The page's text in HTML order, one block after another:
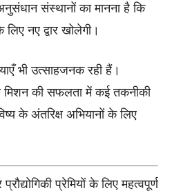
संस्थानों का मानना है कि
नए द्वार खोलेगी।
भी उत्साहजनक रही हैं।
मिशन की सफलता में कई तकनीकी
के अंतरिक्ष अभियानों के लिए
प्रेमियों के लिए महत्वपूर्ण